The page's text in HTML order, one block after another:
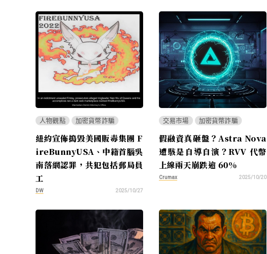
人物觀點 加密貨幣詐騙
紐約宣佈搗毀美國販毒集團 F
ireBunnyUSA、中籍首腦吳
南落網認罪，共犯包括郵局員
工
DW 2025/10/27
交易市場 加密貨幣詐騙
假融資真砸盤？Astra Nova
遭駭是自導自演？RVV 代幣
上線兩天崩跌逾 60%
Crumax 2025/10/20